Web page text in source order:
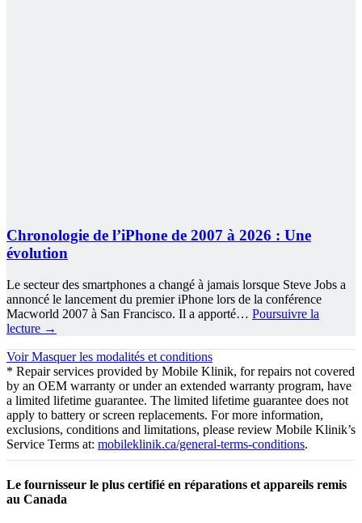
Chronologie de l’iPhone de 2007 à 2026 : Une
évolution
Le secteur des smartphones a changé à jamais lorsque Steve Jobs a
annoncé le lancement du premier iPhone lors de la conférence
Macworld 2007 à San Francisco. Il a apporté… Poursuivre la
lecture →
Voir Masquerles modalités et conditions
* Repair services provided by Mobile Klinik, for repairs not covered
by an OEM warranty or under an extended warranty program, have
a limited lifetime guarantee. The limited lifetime guarantee does not
apply to battery or screen replacements. For more information,
exclusions, conditions and limitations, please review Mobile Klinik’s
Service Terms at: mobileklinik.ca/general-terms-conditions.
Le fournisseur le plus certifié en réparations et appareils remis
au Canada